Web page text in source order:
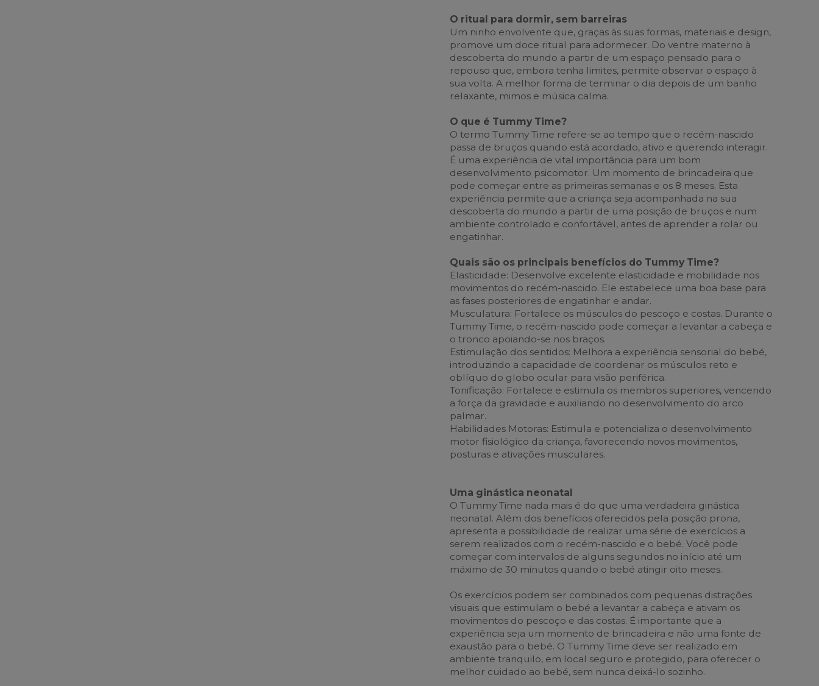
O ritual para dormir, sem barreiras
Um ninho envolvente que, graças às suas formas, materiais e design,
promove um doce ritual para adormecer. Do ventre materno à
descoberta do mundo a partir de um espaço pensado para o
repouso que, embora tenha limites, permite observar o espaço à
sua volta. A melhor forma de terminar o dia depois de um banho
relaxante, mimos e música calma.
O que é Tummy Time?
O termo Tummy Time refere-se ao tempo que o recém-nascido
passa de bruços quando está acordado, ativo e querendo interagir.
É uma experiência de vital importância para um bom
desenvolvimento psicomotor. Um momento de brincadeira que
pode começar entre as primeiras semanas e os 8 meses. Esta
experiência permite que a criança seja acompanhada na sua
descoberta do mundo a partir de uma posição de bruços e num
ambiente controlado e confortável, antes de aprender a rolar ou
engatinhar.
Quais são os principais benefícios do Tummy Time?
Elasticidade: Desenvolve excelente elasticidade e mobilidade nos
movimentos do recém-nascido. Ele estabelece uma boa base para
as fases posteriores de engatinhar e andar.
Musculatura: Fortalece os músculos do pescoço e costas. Durante o
Tummy Time, o recém-nascido pode começar a levantar a cabeça e
o tronco apoiando-se nos braços.
Estimulação dos sentidos: Melhora a experiência sensorial do bebé,
introduzindo a capacidade de coordenar os músculos reto e
oblíquo do globo ocular para visão periférica.
Tonificação: Fortalece e estimula os membros superiores, vencendo
a força da gravidade e auxiliando no desenvolvimento do arco
palmar.
Habilidades Motoras: Estimula e potencializa o desenvolvimento
motor fisiológico da criança, favorecendo novos movimentos,
posturas e ativações musculares.
Uma ginástica neonatal
O Tummy Time nada mais é do que uma verdadeira ginástica
neonatal. Além dos benefícios oferecidos pela posição prona,
apresenta a possibilidade de realizar uma série de exercícios a
serem realizados com o recém-nascido e o bebé. Você pode
começar com intervalos de alguns segundos no início até um
máximo de 30 minutos quando o bebé atingir oito meses.
Os exercícios podem ser combinados com pequenas distrações
visuais que estimulam o bebé a levantar a cabeça e ativam os
movimentos do pescoço e das costas. É importante que a
experiência seja um momento de brincadeira e não uma fonte de
exaustão para o bebé. O Tummy Time deve ser realizado em
ambiente tranquilo, em local seguro e protegido, para oferecer o
melhor cuidado ao bebé, sem nunca deixá-lo sozinho.